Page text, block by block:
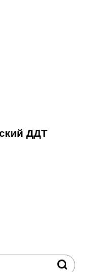
ДДТ